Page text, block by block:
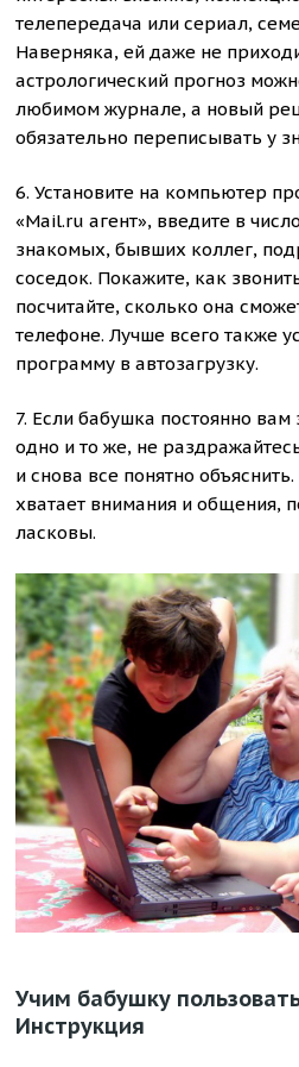
телепередача или сериал,
Наверняка, ей даже не
астрологический прогноз
любимом журнале, а новый
обязательно переписывать у
6. Установите на компьютер
«Mail.ru агент», введите в
знакомых, бывших коллег,
соседок. Покажите, как
посчитайте, сколько она
телефоне. Лучше всего также
программу в автозагрузку.
7. Если бабушка постоянно
одно и то же, не
и снова все понятно
хватает внимания и общения,
ласковы.
Учим бабушку
Инструкция